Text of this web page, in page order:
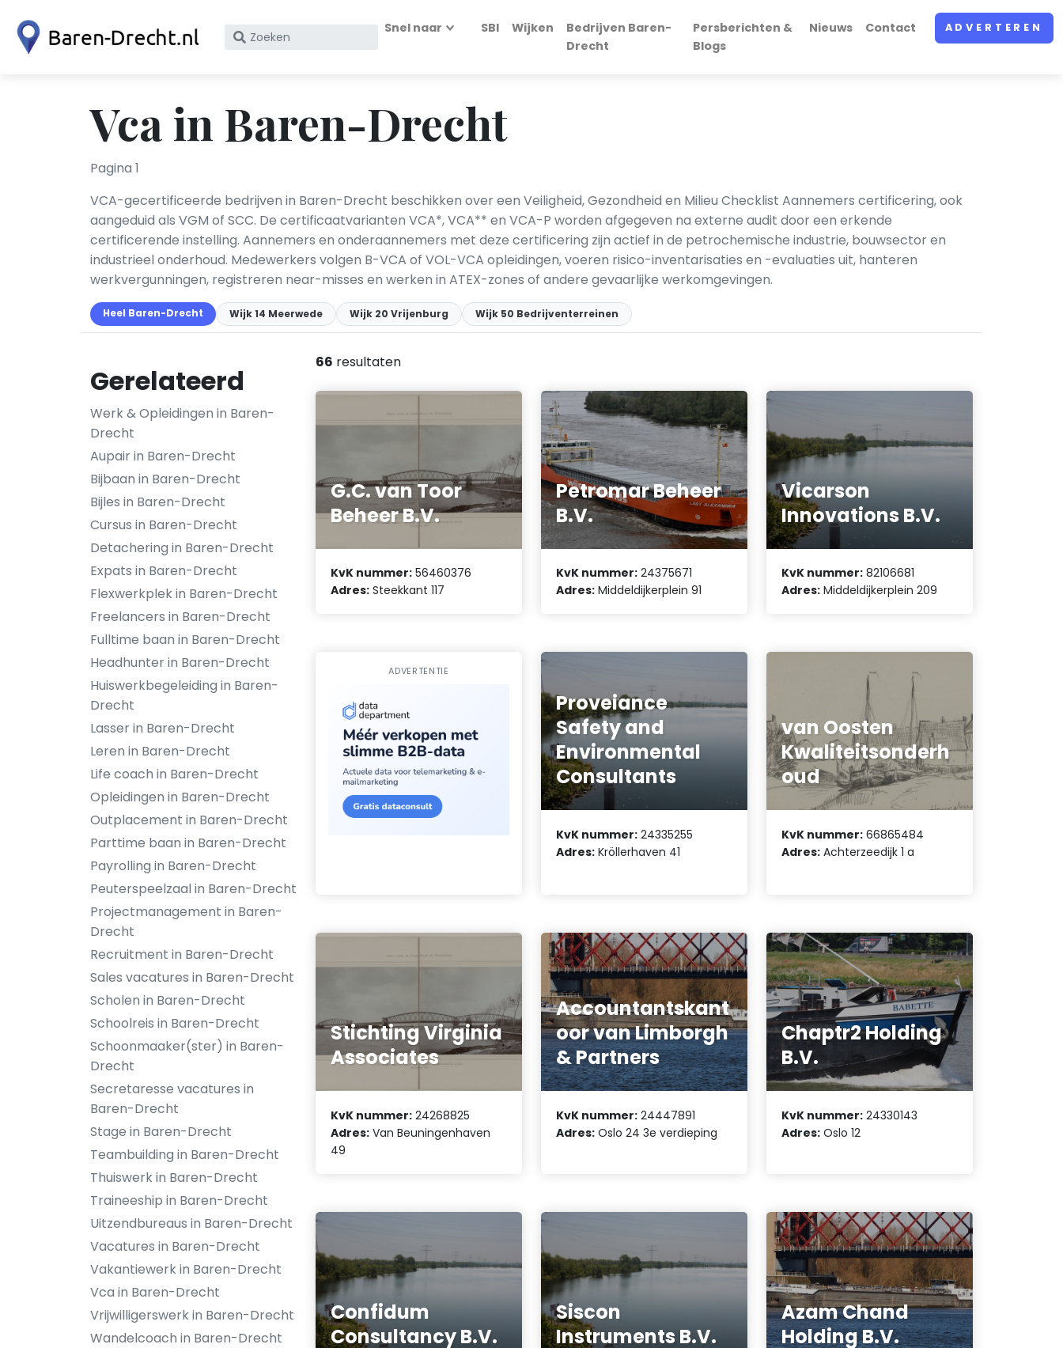
Zoek
KvK
nummer
Snel naar SBI Wijken
Bedrijven Baren-
Drecht
Persberichten &
Blogs
Nieuws Contact ADVERTEREN
Vca in Baren-Drecht
Pagina 1
VCA-gecertificeerde bedrijven in Baren-Drecht beschikken over een Veiligheid, Gezondheid en Milieu Checklist Aannemers certificering, ook
aangeduid als VGM of SCC. De certificaatvarianten VCA*, VCA** en VCA-P worden afgegeven na externe audit door een erkende
certificerende instelling. Aannemers en onderaannemers met deze certificering zijn actief in de petrochemische industrie, bouwsector en
industrieel onderhoud. Medewerkers volgen B-VCA of VOL-VCA opleidingen, voeren risico-inventarisaties en -evaluaties uit, hanteren
werkvergunningen, registreren near-misses en werken in ATEX-zones of andere gevaarlijke werkomgevingen.
Heel Baren-Drecht Wijk 14 Meerwede Wijk 20 Vrijenburg Wijk 50 Bedrijventerreinen
Gerelateerd
Werk & Opleidingen in Baren-
Drecht
Aupair in Baren-Drecht
Bijbaan in Baren-Drecht
Bijles in Baren-Drecht
Cursus in Baren-Drecht
Detachering in Baren-Drecht
Expats in Baren-Drecht
Flexwerkplek in Baren-Drecht
Freelancers in Baren-Drecht
Fulltime baan in Baren-Drecht
Headhunter in Baren-Drecht
Huiswerkbegeleiding in Baren-
Drecht
Lasser in Baren-Drecht
Leren in Baren-Drecht
Life coach in Baren-Drecht
Opleidingen in Baren-Drecht
Outplacement in Baren-Drecht
Parttime baan in Baren-Drecht
Payrolling in Baren-Drecht
Peuterspeelzaal in Baren-Drecht
Projectmanagement in Baren-
Drecht
Recruitment in Baren-Drecht
Sales vacatures in Baren-Drecht
Scholen in Baren-Drecht
Schoolreis in Baren-Drecht
Schoonmaaker(ster) in Baren-
Drecht
Secretaresse vacatures in
Baren-Drecht
Stage in Baren-Drecht
Teambuilding in Baren-Drecht
Thuiswerk in Baren-Drecht
Traineeship in Baren-Drecht
Uitzendbureaus in Baren-Drecht
Vacatures in Baren-Drecht
Vakantiewerk in Baren-Drecht
Vca in Baren-Drecht
Vrijwilligerswerk in Baren-Drecht
Wandelcoach in Baren-Drecht
66 resultaten
G.C. van Toor
Beheer B.V.
KvK nummer: 56460376
Adres: Steekkant 117
Petromar Beheer
B.V.
KvK nummer: 24375671
Adres: Middeldijkerplein 91
Vicarson
Innovations B.V.
KvK nummer: 82106681
Adres: Middeldijkerplein 209
ADVERTENTIE
Proveiance
Safety and
Environmental
Consultants
KvK nummer: 24335255
Adres: Kröllerhaven 41
van Oosten
Kwaliteitsonderh
oud
KvK nummer: 66865484
Adres: Achterzeedijk 1 a
Stichting Virginia
Associates
KvK nummer: 24268825
Adres: Van Beuningenhaven
49
Accountantskant
oor van Limborgh
& Partners
KvK nummer: 24447891
Adres: Oslo 24 3e verdieping
Chaptr2 Holding
B.V.
KvK nummer: 24330143
Adres: Oslo 12
Confidum
Consultancy B.V.
Siscon
Instruments B.V.
Azam Chand
Holding B.V.